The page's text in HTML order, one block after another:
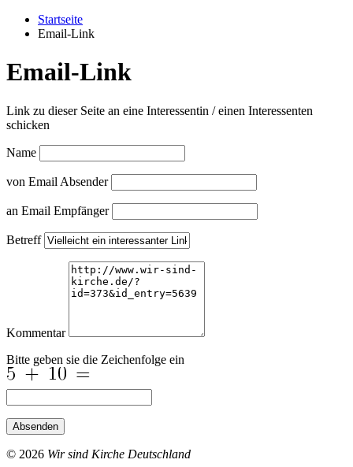
Startseite
Email-Link
Email-Link
Link zu dieser Seite an eine Interessentin / einen Interessenten
schicken
Name
von Email Absender
an Email Empfänger
Betreff
Kommentar
Bitte geben sie die Zeichenfolge ein
Absenden
© 2026 Wir sind Kirche Deutschland